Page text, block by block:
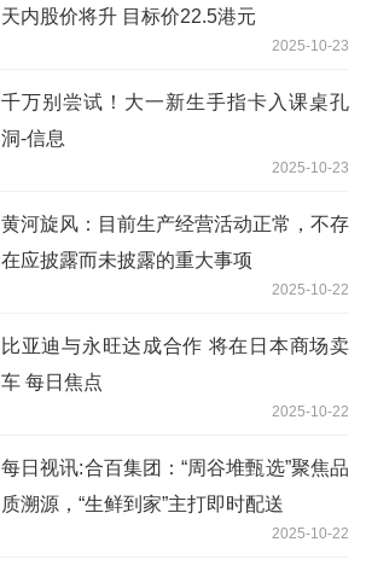
天内股价将升 目标价22.5港元
2025-10-23
千万别尝试！大一新生手指卡入课桌孔
洞-信息
2025-10-23
黄河旋风：目前生产经营活动正常，不存
在应披露而未披露的重大事项
2025-10-22
比亚迪与永旺达成合作 将在日本商场卖
车 每日焦点
2025-10-22
每日视讯:合百集团：“周谷堆甄选”聚焦品
质溯源，“生鲜到家”主打即时配送
2025-10-22